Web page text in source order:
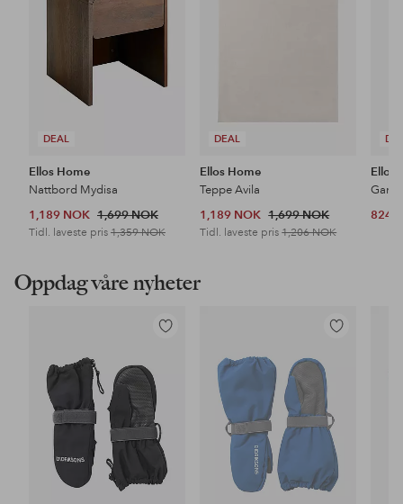
DEAL
Ellos Home
Nattbord Mydisa
1,189 NOK 1,699 NOK
Tidl. laveste pris 1,359 NOK
DEAL
Ellos Home
Teppe Avila
1,189 NOK 1,699 NOK
Tidl. laveste pris1,206 NOK
Ellos
824
Oppdag våre nyheter
Legg
Legg
favoritter